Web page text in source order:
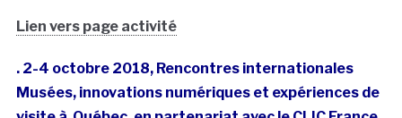
Lien vers page activité
. 2-4 octobre 2018, Rencontres internationales
Musées, innovations numériques et expériences de